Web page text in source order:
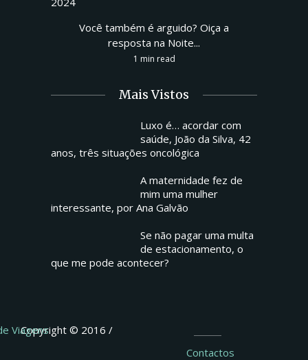
Você também é arguido? Oiça a
resposta na Noite...
1 min read
Mais Vistos
Luxo é… acordar com
saúde, João da Silva, 42
anos, três situações oncológica
A maternidade fez de
mim uma mulher
interessante, por Ana Galvão
Se não pagar uma multa
de estacionamento, o
que me pode acontecer?
Copyright © 2016 /
Viagens
Contactos